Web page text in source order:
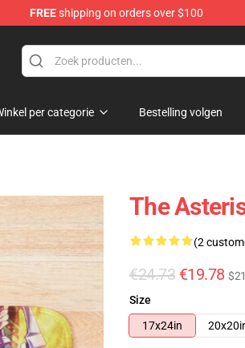
FREEshipping on orders over $100
per categorie Bestelling volgen
The
(2
€24.73 €19.78
Size
17x24in